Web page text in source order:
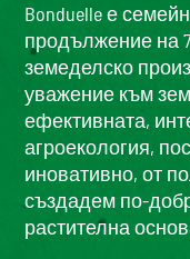
Bonduelle е
продължение на
земеделско
уважение към
ефективната,
агроекология,
иновативно, от
създадем по-
растителна